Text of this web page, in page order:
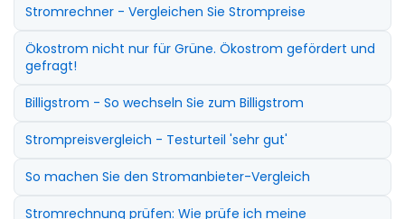
Stromrechner - Vergleichen Sie Strompreise
Ökostrom nicht nur für Grüne. Ökostrom gefördert und
gefragt!
Billigstrom - So wechseln Sie zum Billigstrom
Strompreisvergleich - Testurteil 'sehr gut'
So machen Sie den Stromanbieter-Vergleich
Stromrechnung prüfen: Wie prüfe ich meine